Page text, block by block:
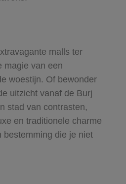
malls ter
magie van een
woestijn. Of bewonder
uitzicht vanaf de Burj
stad van contrasten,
en traditionele charme
bestemming die je niet